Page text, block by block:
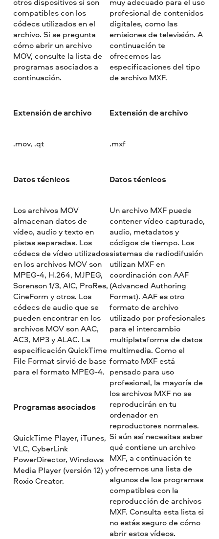
compatibles con los
códecs utilizados en el
archivo. Si se pregunta
cómo abrir un archivo
MOV, consulte la lista de
programas asociados a
continuación.
Extensión de archivo
.mov, .qt
Datos técnicos
Los archivos MOV
almacenan datos de
vídeo, audio y texto en
pistas separadas. Los
códecs de vídeo utilizados
en los archivos MOV son
MPEG-4, H.264, MJPEG,
Sorenson 1/3, AIC, ProRes,
CineForm y otros. Los
códecs de audio que se
pueden encontrar en los
archivos MOV son AAC,
AC3, MP3 y ALAC. La
especificación QuickTime
File Format sirvió de base
para el formato MPEG-4.
Programas asociados
QuickTime Player, iTunes,
VLC, CyberLink
PowerDirector, Windows
Media Player (versión 12) y
Roxio Creator.
profesional de contenidos
digitales, como las
emisiones de televisión. A
continuación te
ofrecemos las
especificaciones del tipo
de archivo MXF.
Extensión de archivo
.mxf
Datos técnicos
Un archivo MXF puede
contener vídeo capturado,
audio, metadatos y
códigos de tiempo. Los
sistemas de radiodifusión
utilizan MXF en
coordinación con AAF
(Advanced Authoring
Format). AAF es otro
formato de archivo
utilizado por profesionales
para el intercambio
multiplataforma de datos
multimedia. Como el
formato MXF está
pensado para uso
profesional, la mayoría de
los archivos MXF no se
reproducirán en tu
ordenador en
reproductores normales.
Si aún así necesitas saber
qué contiene un archivo
MXF, a continuación te
ofrecemos una lista de
algunos de los programas
compatibles con la
reproducción de archivos
MXF. Consulta esta lista si
no estás seguro de cómo
abrir estos vídeos.